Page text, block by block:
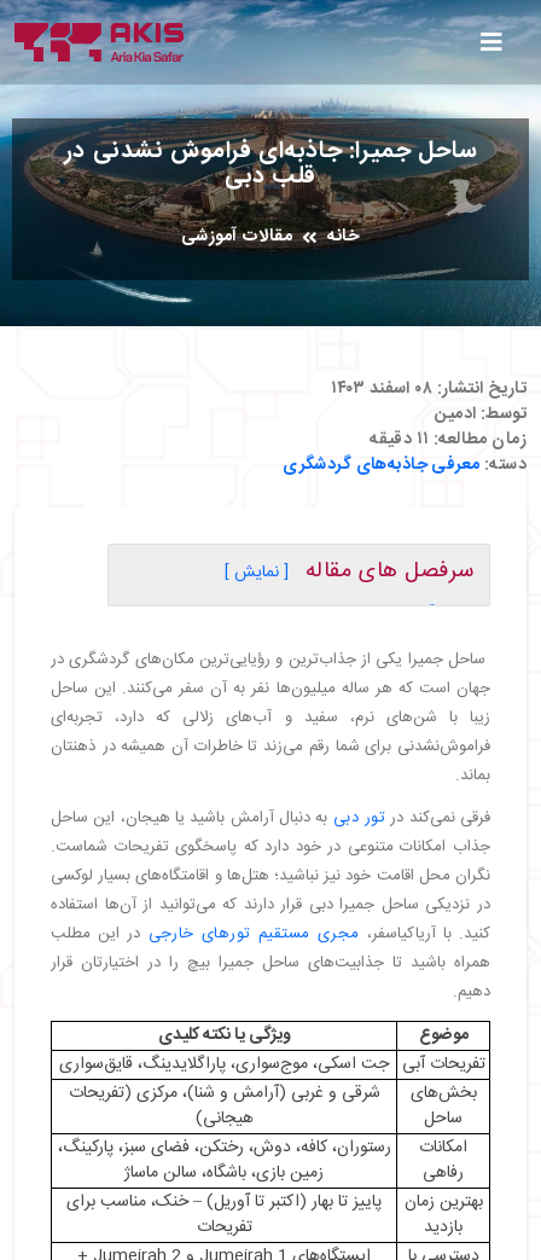
ساحل جمیرا: جاذبه‌ای فراموش نشدنی در
قلب دبی
خانه مقالات آموزشی
تاریخ انتشار: ۰۸ اسفند ۱۴۰۳
توسط: ادمین
زمان مطالعه: ۱۱ دقیقه
دسته: معرفی جاذبه‌های گردشگری
سرفصل های مقاله
[ نمایش ]
・هرآنچه که باید درمورد ساحل جمیرا دبی بدانید
چگونه به ساحل جمیرا برویم؟
・ رفتن به ساحل جمیرا با مترو
・ رفتن به ساحل جمیرا با تاکسی
・رفتن به ساحل جمیرا با اتوبوس
・
رفتن به ساحل جمیرا با ماشین شخصی
・ آدرس ساحل جمیرا
・ بهترین زمان بازدید از ساحل جمیرا دبی
・ تفریحات ساحل جمیرا دبی
・ امکانات ساحل جمیرا دبی
・ نکات بازدید از ساحل جمیرا دبی
・ نزدیک‌ترین هتل‌ها به ساحل جمیرا دبی
・
・هزینه بلیت ساحل جمیرا دبی
・مکان‌های تفریحی اطراف ساحل جمیرا دبی
・بهترین سواحل ساحل جمیرا دبی
・ساحل جمیرا بیچ
・ساحل پالم جمیرا
・نتیجه‌گیری
ساحل جمیرا یکی از جذاب‌ترین و رؤیایی‌ترین مکان‌های گردشگری در
جهان است که هر ساله میلیون‌ها نفر به آن سفر می‌کنند. این ساحل
زیبا با شن‌های نرم، سفید و آب‌های زلالی که دارد، تجربه‌ای
فراموش‌نشدنی برای شما رقم می‌زند تا خاطرات آن همیشه در ذهنتان
بماند.
فرقی نمی‌کند درتور دبی به دنبال آرامش باشید یا هیجان، این ساحل
جذاب امکانات متنوعی در خود دارد که پاسخگوی تفریحات شماست.
نگران محل اقامت خود نیز نباشید؛ هتل‌ها و اقامتگاه‌های بسیار لوکسی
در نزدیکی ساحل جمیرا دبی قرار دارند که می‌توانید از آن‌ها استفاده
کنید. با آریاکیاسفر، مجری مستقیم تورهای خارجی در این مطلب
همراه باشید تا جذابیت‌های ساحل جمیرا بیچ را در اختیارتان قرار
دهیم.
موضوع
ویژگی یا نکته کلیدی
تفریحات آبی جت اسکی، موج‌سواری، پاراگلایدینگ، قایق‌سواری
بخش‌های
ساحل
شرقی و غربی (آرامش و شنا)، مرکزی (تفریحات
هیجانی)
امکانات
رفاهی
رستوران، کافه، دوش، رختکن، فضای سبز، پارکینگ،
زمین بازی، باشگاه، سالن ماساژ
بهترین زمان
بازدید
پاییز تا بهار (اکتبر تا آوریل) – خنک، مناسب برای
تفریحات